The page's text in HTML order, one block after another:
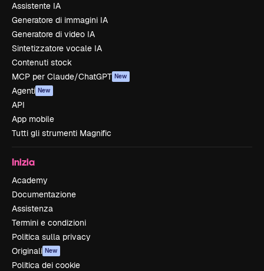
Assistente IA
Generatore di immagini IA
Generatore di video IA
Sintetizzatore vocale IA
Contenuti stock
MCP per Claude/ChatGPT New
Agenti New
API
App mobile
Tutti gli strumenti Magnific
Inizia
Academy
Documentazione
Assistenza
Termini e condizioni
Politica sulla privacy
Originali New
Politica dei cookie